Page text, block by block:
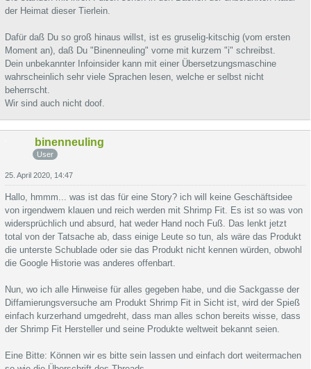
der Heimat dieser Tierlein.
Dafür daß Du so groß hinaus willst, ist es gruselig-kitschig (vom ersten
Moment an), daß Du "Binenneuling" vorne mit kurzem "i" schreibst.
Dein unbekannter Infoinsider kann mit einer Übersetzungsmaschine
wahrscheinlich sehr viele Sprachen lesen, welche er selbst nicht
beherrscht.
Wir sind auch nicht doof.
binenneuling
User
25. April 2020, 14:47
Hallo, hmmm... was ist das für eine Story? ich will keine Geschäftsidee
von irgendwem klauen und reich werden mit Shrimp Fit. Es ist so was von
widersprüchlich und absurd, hat weder Hand noch Fuß. Das lenkt jetzt
total von der Tatsache ab, dass einige Leute so tun, als wäre das Produkt
die unterste Schublade oder sie das Produkt nicht kennen würden, obwohl
die Google Historie was anderes offenbart.
Nun, wo ich alle Hinweise für alles gegeben habe, und die Sackgasse der
Diffamierungsversuche am Produkt Shrimp Fit in Sicht ist, wird der Spieß
einfach kurzerhand umgedreht, dass man alles schon bereits wisse, dass
der Shrimp Fit Hersteller und seine Produkte weltweit bekannt seien.
Eine Bitte: Können wir es bitte sein lassen und einfach dort weitermachen